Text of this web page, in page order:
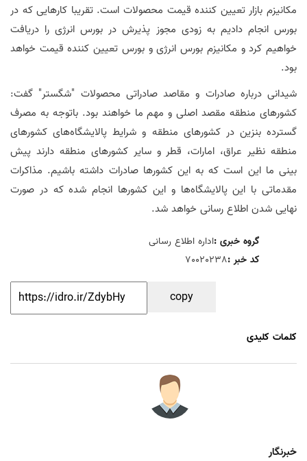
مکانیزم بازار تعیین کننده قیمت محصولات است. تقریبا کار‌هایی که در
بورس انجام دادیم به زودی مجوز پذیرش در بورس انرژی را دریافت
خواهیم کرد و مکانیزم بورس انرژی و بورس تعیین کننده قیمت خواهد
بود.
شیدانی درباره صادرات و مقاصد صادراتی محصولات "شگستر" گفت:
کشور‌های منطقه مقصد اصلی و مهم ما خواهند بود. باتوجه به مصرف
گسترده بنزین در کشور‌های منطقه و شرایط پالایشگاه‌های کشور‌های
منطقه نظیر عراق، امارات، قطر و سایر کشور‌های منطقه دارند پیش
بینی ما این است که به این کشور‌ها صادرات داشته باشیم. مذاکرات
مقدماتی با این پالایشگاه‌ها و این کشور‌ها انجام شده که در صورت
نهایی شدن اطلاع رسانی خواهد شد.
گروه خبری :اداره اطلاع رسانی
کد خبر :70020238
copy
کلمات کلیدی
خبرنگار